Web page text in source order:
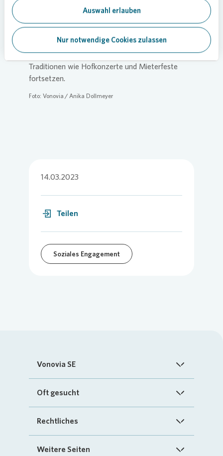
Auswahl erlauben
Nur notwendige Cookies zulassen
Unternehmen im Jahr 2022 der Stadt Leipzig rund
und für Menschen mit
Marktzugangsschwierigkeiten zur Verfügung. Im
Jahr 2023 wirdVonovialiebgewonnene
Traditionen wie Hofkonzerte und Mieterfeste
fortsetzen.
Foto: Vonovia / Anika Dollmeyer
14.03.2023
Teilen
Soziales Engagement
Vonovia SE
Startseite
Investoren
Oft gesucht
FAQ
Rechtliches
Impressum
Weitere Seiten